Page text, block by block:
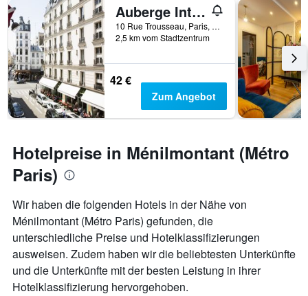
Auberge Internationale des Jeunes - Hostel
10 Rue Trousseau, Paris, Frankreich
2,5 km vom Stadtzentrum
42 €
Zum Angebot
Hotelpreise in Ménilmontant (Métro
Paris)
Wir haben die folgenden Hotels in der Nähe von
Ménilmontant (Métro Paris) gefunden, die
unterschiedliche Preise und Hotelklassifizierungen
ausweisen. Zudem haben wir die beliebtesten Unterkünfte
und die Unterkünfte mit der besten Leistung in ihrer
Hotelklassifizierung hervorgehoben.